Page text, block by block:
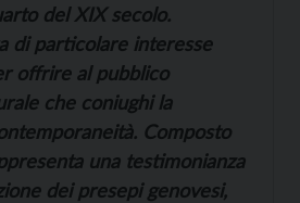
del XIX secolo.
di particolare interesse
offrire al pubblico
che coniughi la
Composto
una testimonianza
dei presepi genovesi,